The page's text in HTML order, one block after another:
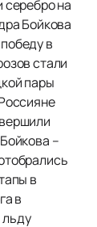
серебро на
Бойкова
в
стали
пары
–
в
в